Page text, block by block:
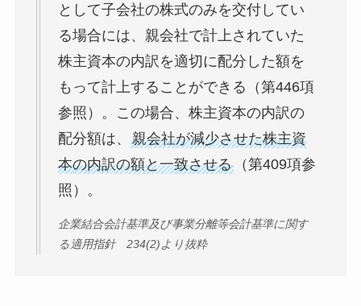
として子会社の株式のみを交付してい
る場合には、親会社で計上されていた
株主資本の内訳を適切に配分した額を
もって計上することができる（第446項
参照）。この場合、株主資本の内訳の
配分額は、 親会社が減少させた株主資
本の内訳の額と一致させる（第409項参
照）。
企業結合会計基準及び事業分離等会計基準に関す
る適用指針 234(2)より抜粋